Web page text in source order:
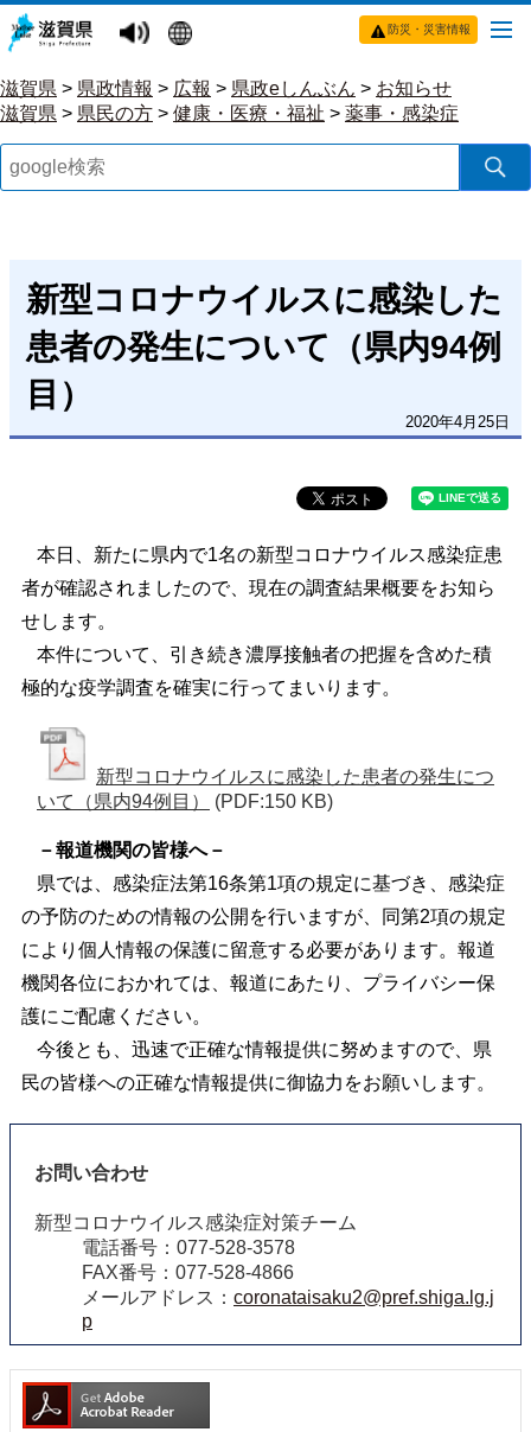
防災・災害情報
滋賀県 > 県政情報 > 広報 > 県政eしんぶん > お知らせ
滋賀県 > 県民の方 > 健康・医療・福祉 > 薬事・感染症
新型コロナウイルスに感染した
患者の発生について（県内94例
目）
2020年4月25日
本日、新たに県内で1名の新型コロナウイルス感染症患
者が確認されましたので、現在の調査結果概要をお知ら
せします。
本件について、引き続き濃厚接触者の把握を含めた積
極的な疫学調査を確実に行ってまいります。
新型コロナウイルスに感染した患者の発生につ
いて（県内94例目）
(PDF:150 KB)
－報道機関の皆様へ－
県では、感染症法第16条第1項の規定に基づき、感染症
の予防のための情報の公開を行いますが、同第2項の規定
により個人情報の保護に留意する必要があります。報道
機関各位におかれては、報道にあたり、プライバシー保
護にご配慮ください。
今後とも、迅速で正確な情報提供に努めますので、県
民の皆様への正確な情報提供に御協力をお願いします。
お問い合わせ
新型コロナウイルス感染症対策チーム
電話番号：077-528-3578
FAX番号：077-528-4866
メールアドレス： coronataisaku2@pref.shiga.lg.j
p